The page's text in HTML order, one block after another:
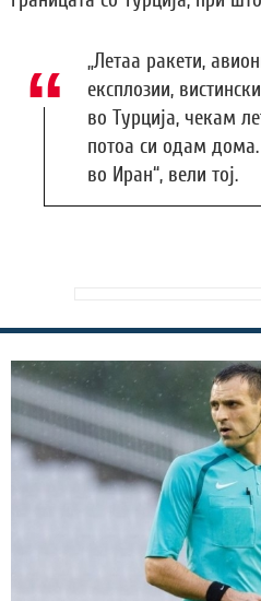
„Летаа ракети,
експлозии,
во Турција, чекам
потоа си одам
во Иран“, вели тој.